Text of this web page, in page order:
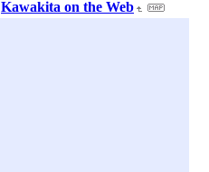
Kawakita on the Web